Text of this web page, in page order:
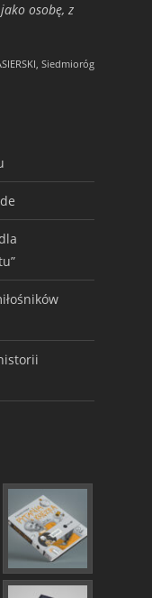
osobę, z
Siedmioróg